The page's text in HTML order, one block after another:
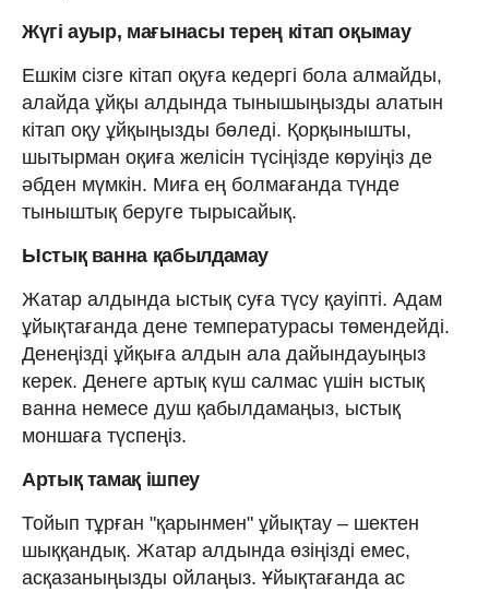
Жүгі ауыр, мағынасы терең кітап оқымау
Ешкім сізге кітап оқуға кедергі бола алмайды,
алайда ұйқы алдында тынышыңызды алатын
кітап оқу ұйқыңызды бөледі. Қорқынышты,
шытырман оқиға желісін түсіңізде көруіңіз де
әбден мүмкін. Миға ең болмағанда түнде
тыныштық беруге тырысайық.
Ыстық ванна қабылдамау
Жатар алдында ыстық суға түсу қауіпті. Адам
ұйықтағанда дене температурасы төмендейді.
Денеңізді ұйқыға алдын ала дайындауыңыз
керек. Денеге артық күш салмас үшін ыстық
ванна немесе душ қабылдамаңыз, ыстық
моншаға түспеңіз.
Артық тамақ ішпеу
Тойып тұрған "қарынмен" ұйықтау – шектен
шыққандық. Жатар алдында өзіңізді емес,
асқазаныңызды ойлаңыз. Ұйықтағанда ас